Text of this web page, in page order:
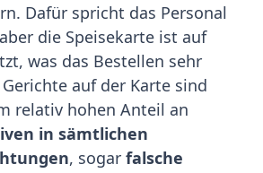
Dafür spricht das Personal
die Speisekarte ist auf
was das Bestellen sehr
auf der Karte sind
relativ hohen Anteil an
in sämtlichen
, sogar falsche